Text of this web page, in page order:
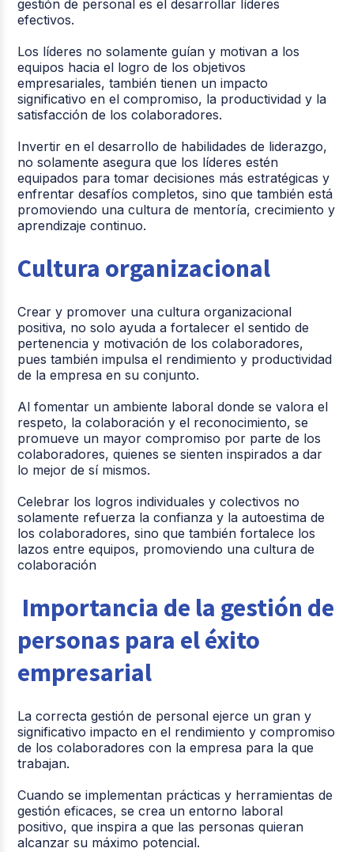
gestión de personal es el desarrollar líderes
efectivos.
Los líderes no solamente guían y motivan a los
equipos hacia el logro de los objetivos
empresariales, también tienen un impacto
significativo en el compromiso, la productividad y la
satisfacción de los colaboradores.
Invertir en el desarrollo de habilidades de liderazgo,
no solamente asegura que los líderes estén
equipados para tomar decisiones más estratégicas y
enfrentar desafíos completos, sino que también está
promoviendo una cultura de mentoría, crecimiento y
aprendizaje continuo.
Cultura organizacional
Crear y promover una cultura organizacional
positiva, no solo ayuda a fortalecer el sentido de
pertenencia y motivación de los colaboradores,
pues también impulsa el rendimiento y productividad
de la empresa en su conjunto.
Al fomentar un ambiente laboral donde se valora el
respeto, la colaboración y el reconocimiento, se
promueve un mayor compromiso por parte de los
colaboradores, quienes se sienten inspirados a dar
lo mejor de sí mismos.
Celebrar los logros individuales y colectivos no
solamente refuerza la confianza y la autoestima de
los colaboradores, sino que también fortalece los
lazos entre equipos, promoviendo una cultura de
colaboración
Importancia de la gestión de
personas para el éxito
empresarial
La correcta gestión de personal ejerce un gran y
significativo impacto en el rendimiento y compromiso
de los colaboradores con la empresa para la que
trabajan.
Cuando se implementan prácticas y herramientas de
gestión eficaces, se crea un entorno laboral
positivo, que inspira a que las personas quieran
alcanzar su máximo potencial.